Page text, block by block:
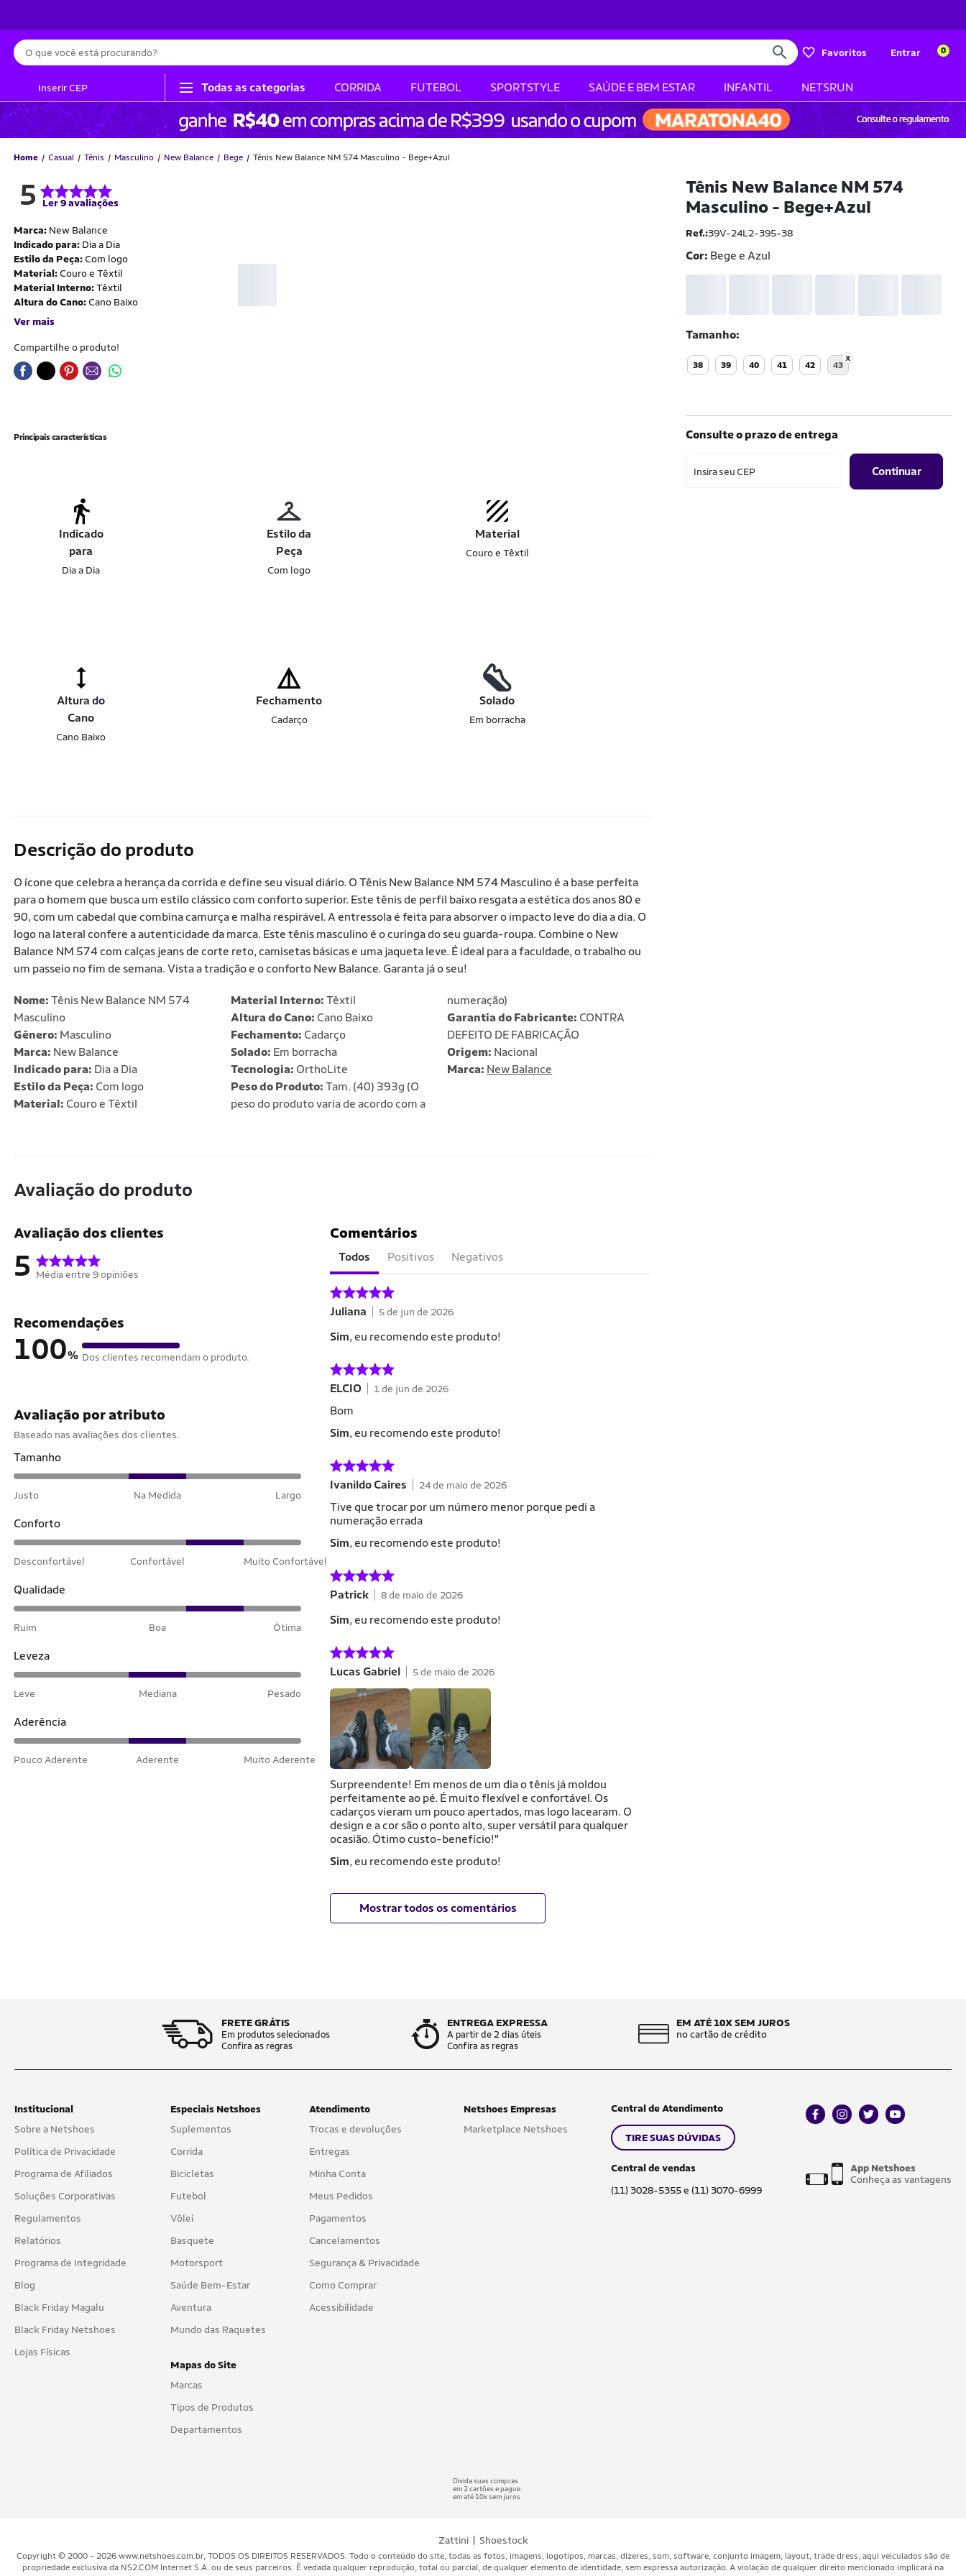
Busca
Favoritos Entrar 0
Inserir CEP Todas as categorias CORRIDA FUTEBOL SPORTSTYLE SAÚDE E BEM ESTAR INFANTIL NETSRUN
Home Casual Tênis Masculino New Balance Bege Tênis New Balance NM 574 Masculino - Bege+Azul
5 Ler 9 avaliações
Marca: New Balance
Indicado para: Dia a Dia
Estilo da Peça: Com logo
Material: Couro e Têxtil
Material Interno:Têxtil
Altura do Cano: Cano Baixo
Ver mais
Compartilhe o produto!
Tênis New Balance NM 574
Masculino - Bege+Azul
Ref.:39V-24L2-395-38
Cor: Bege e Azul
Tamanho
38 39 40 41 42 43
Consulte o prazo de entrega
Insira seu CEP Continuar
Principais características
Indicado
para
Dia a Dia
Estilo da
Peça
Com logo
Material
Couro e Têxtil
Altura do
Cano
Cano Baixo
Fechamento
Cadarço
Solado
Em borracha
Descrição do produto
O ícone que celebra a herança da corrida e define seu visual diário. O Tênis New Balance NM 574 Masculino é a base perfeita
para o homem que busca um estilo clássico com conforto superior. Este tênis de perfil baixo resgata a estética dos anos 80 e
90, com um cabedal que combina camurça e malha respirável. A entressola é feita para absorver o impacto leve do dia a dia. O
logo na lateral confere a autenticidade da marca. Este tênis masculino é o curinga do seu guarda-roupa. Combine o New
Balance NM 574 com calças jeans de corte reto, camisetas básicas e uma jaqueta leve. É ideal para a faculdade, o trabalho ou
um passeio no fim de semana. Vista a tradição e o conforto New Balance. Garanta já o seu!
Nome: Tênis New Balance NM 574
Masculino
Gênero: Masculino
Marca: New Balance
Indicado para: Dia a Dia
Estilo da Peça: Com logo
Material: Couro e Têxtil
Material Interno: Têxtil
Altura do Cano: Cano Baixo
Fechamento: Cadarço
Solado: Em borracha
Tecnologia: OrthoLite
Peso do Produto: Tam. (40) 393g (O
peso do produto varia de acordo com a
numeração)
Garantia do Fabricante: CONTRA
DEFEITO DE FABRICAÇÃO
Origem: Nacional
Marca: New Balance
Avaliação do produto
Avaliação dos clientes
5 Média entre 9 opiniões
Recomendações
100% Dos clientes recomendam o produto.
Avaliação por atributo
Baseado nas avaliações dos clientes.
Tamanho
Justo Na Medida Largo
Conforto
Desconfortável Confortável Muito Confortável
Qualidade
Ruim Boa Ótima
Leveza
Leve Mediana Pesado
Aderência
Pouco Aderente Aderente Muito Aderente
Comentários
Todos Positivos Negativos
Juliana 5 de jun de 2026
Sim, eu recomendo este produto!
ELCIO 1 de jun de 2026
Bom
Sim, eu recomendo este produto!
Ivanildo Caires 24 de maio de 2026
Tive que trocar por um número menor porque pedi a
numeração errada
Sim, eu recomendo este produto!
Patrick 8 de maio de 2026
Sim, eu recomendo este produto!
Lucas Gabriel 5 de maio de 2026
Surpreendente! Em menos de um dia o tênis já moldou
perfeitamente ao pé. É muito flexível e confortável. Os
cadarços vieram um pouco apertados, mas logo lacearam. O
design e a cor são o ponto alto, super versátil para qualquer
ocasião. Ótimo custo-benefício!"
Sim, eu recomendo este produto!
Mostrar todos os comentários
FRETE GRÁTIS
Em produtos selecionados
Confira as regras
ENTREGA EXPRESSA
A partir de 2 dias úteis
Confira as regras
EM ATÉ 10X SEM JUROS
no cartão de crédito
Institucional
Sobre a Netshoes
Política de Privacidade
Programa de Afiliados
Soluções Corporativas
Regulamentos
Relatórios
Programa de Integridade
Blog
Black Friday Magalu
Black Friday Netshoes
Lojas Físicas
Especiais Netshoes
Suplementos
Corrida
Bicicletas
Futebol
Vôlei
Basquete
Motorsport
Saúde Bem-Estar
Aventura
Mundo das Raquetes
Mapas do Site
Marcas
Tipos de Produtos
Departamentos
Atendimento
Trocas e devoluções
Entregas
Minha Conta
Meus Pedidos
Pagamentos
Cancelamentos
Segurança & Privacidade
Como Comprar
Acessibilidade
Netshoes Empresas
Marketplace Netshoes
Central de Atendimento
TIRE SUAS DÚVIDAS
Central de vendas
(11) 3028-5355 e (11) 3070-6999
facebookinstagram
twitteryoutube
App Netshoes
Conheça as vantagens
Divida suas compras
em 2 cartões e pague
em até 10x sem juros
Zattini | Shoestock
Copyright © 2000 - 2026 www.netshoes.com.br, TODOS OS DIREITOS RESERVADOS. Todo o conteúdo do site, todas as fotos, imagens, logotipos, marcas, dizeres, som, software, conjunto imagem, layout, trade dress, aqui veiculados são de
propriedade exclusiva da NS2.COM Internet S.A. ou de seus parceiros. É vedada qualquer reprodução, total ou parcial, de qualquer elemento de identidade, sem expressa autorização. A violação de qualquer direito mencionado implicará na